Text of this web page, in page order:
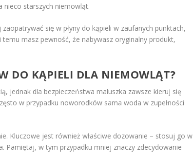
nieco starszych niemowląt.
zaopatrywać się w płyny do kąpieli w zaufanych punktach,
masz pewność, że nabywasz oryginalny produkt,
DO KĄPIELI DLA NIEMOWLĄT?
jednak dla bezpieczeństwa maluszka zawsze kieruj się
w przypadku noworodków sama woda w zupełności
Kluczowe jest również właściwe dozowanie – stosuj go w
Pamiętaj, w tym przypadku mniej znaczy zdecydowanie